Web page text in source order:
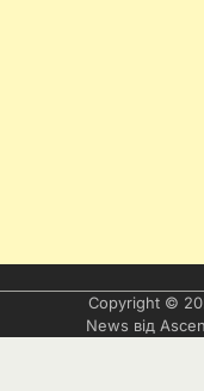
Copyright ©
News від